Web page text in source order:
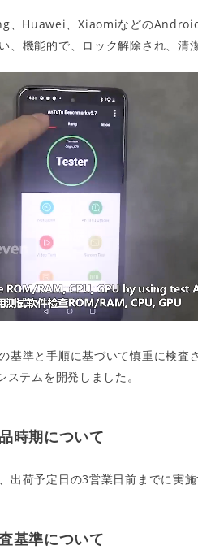
、Huawei、Xiaomiなどの
、機能的で、ロック解除され、清
基準と手順に基づいて慎重に検
テムを開発しました。
時期について
出荷予定日の3営業日前までに実施
基準について